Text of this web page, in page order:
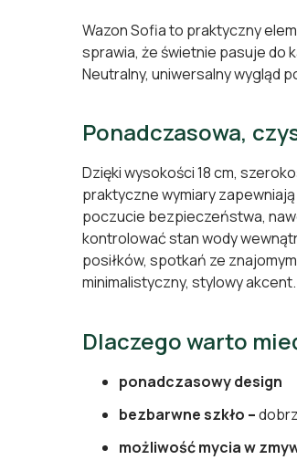
Wazon Sofia to praktyczny
sprawia, że świetnie pasuje do
Neutralny, uniwersalny wygląd
Ponadczasowa,
Dzięki wysokości 18 cm,
praktyczne wymiary
poczucie bezpieczeństwa,
kontrolować stan wody
posiłków, spotkań ze
minimalistyczny, stylowy
Dlaczego warto
ponadczasowy design
bezbarwne szkło –
możliwość mycia w